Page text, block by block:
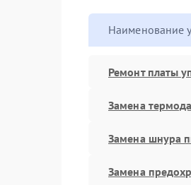
Наименование
Ремонт платы
Замена
Замена шнура
Замена